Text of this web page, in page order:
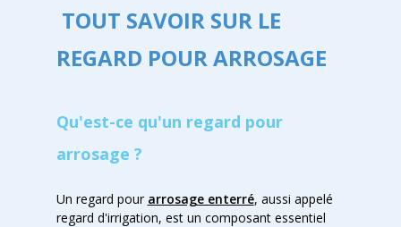
TOUT SAVOIR SUR LE
REGARD POUR ARROSAGE
Qu'est-ce qu'un regard pour
arrosage ?
Un regard pour arrosage enterré, aussi appelé
regard d'irrigation, est un composant essentiel